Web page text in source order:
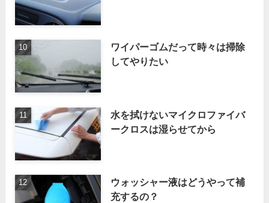
ワイパーゴムだって時々は掃除
してやりたい
水を拭けないマイクロファイバ
ークロスは湿らせてから
ウォッシャー液はどうやって補
充するの？